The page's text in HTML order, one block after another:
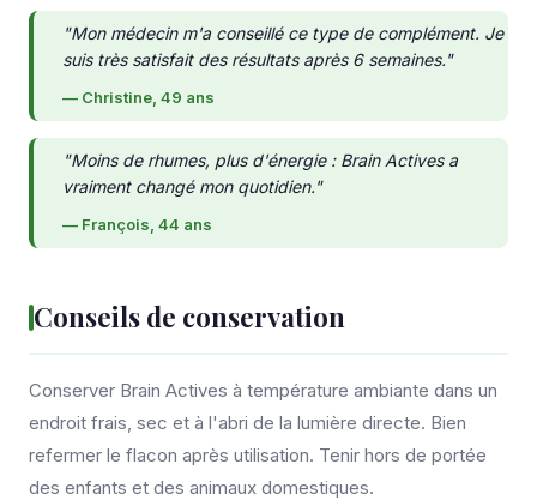
"Mon médecin m'a conseillé ce type de complément. Je
suis très satisfait des résultats après 6 semaines."
— Christine, 49 ans
"Moins de rhumes, plus d'énergie : Brain Actives a
vraiment changé mon quotidien."
— François, 44 ans
Conseils de conservation
Conserver Brain Actives à température ambiante dans un
endroit frais, sec et à l'abri de la lumière directe. Bien
refermer le flacon après utilisation. Tenir hors de portée
des enfants et des animaux domestiques.